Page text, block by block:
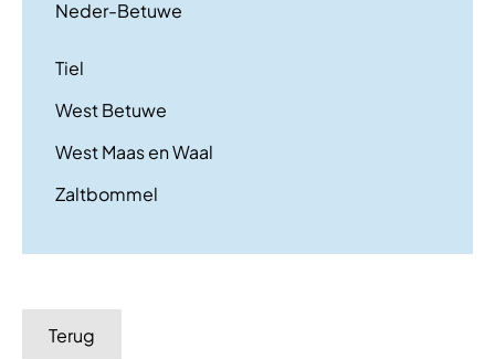
Neder-Betuwe
Tiel
West Betuwe
West Maas en Waal
Zaltbommel
Terug